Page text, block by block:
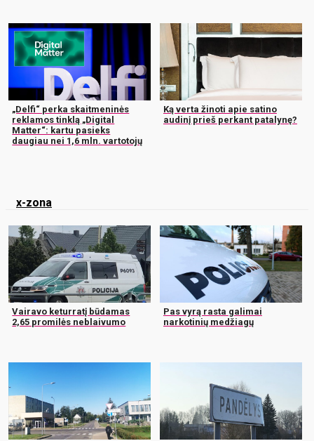
„Delfi“ perka skaitmeninės
reklamos tinklą „Digital
Matter“: kartu pasieks
daugiau nei 1,6 mln. vartotojų
Ką verta žinoti apie satino
audinį prieš perkant patalynę?
x-zona
Vairavo keturratį būdamas
2,65 promilės neblaivumo
Pas vyrą rasta galimai
narkotinių medžiagų